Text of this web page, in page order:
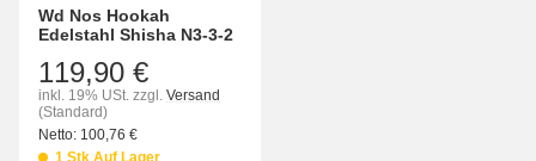
Wd Nos Hookah
Edelstahl Shisha N3-3-2
119,90 €
inkl. 19% USt. zzgl. Versand
(Standard)
Netto: 100,76 €
1 Stk Auf Lager